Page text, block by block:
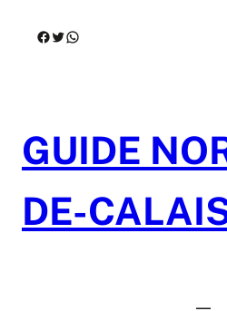
InhaltFacebook
Twitter
WhatsApp
GUIDE
DE-